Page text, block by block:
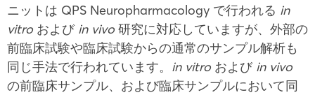
ニットは QPS Neuropharmacology で行われる in
vitro および in vivo 研究に対応していますが、外部の
前臨床試験や臨床試験からの通常のサンプル解析も
同じ手法で行われています。 in vitro および in vivo
の前臨床サンプル、および臨床サンプルにおいて同